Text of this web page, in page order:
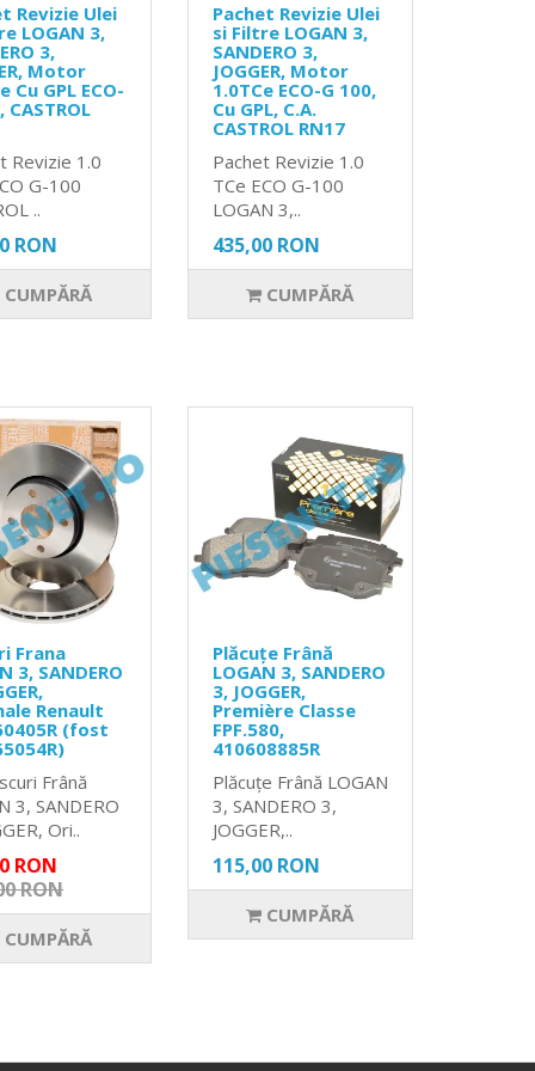
Revizie Ulei
LOGAN 3,
3,
Motor
Cu GPL ECO-
CASTROL
Revizie 1.0
G-100
..
RON
CUMPĂRĂ
Pachet Revizie Ulei
si Filtre LOGAN 3,
SANDERO 3,
JOGGER, Motor
1.0TCe ECO-G 100,
Cu GPL, C.A.
CASTROL RN17
Pachet Revizie 1.0
TCe ECO G-100
LOGAN 3,..
435,00 RON
CUMPĂRĂ
Frana
3, SANDERO
Renault
(fost
Frână
3, SANDERO
Ori..
RON
RON
CUMPĂRĂ
Plăcuțe Frână
LOGAN 3, SANDERO
3, JOGGER,
Première Classe
FPF.580,
410608885R
Plăcuțe Frână LOGAN
3, SANDERO 3,
JOGGER,..
115,00 RON
CUMPĂRĂ